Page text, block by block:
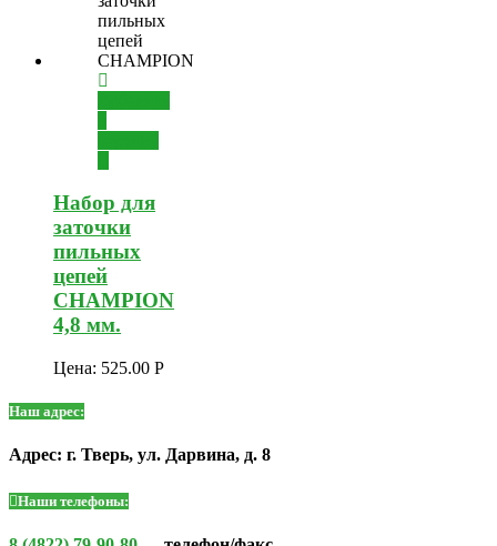
Набор для
заточки
пильных
цепей
CHAMPION
4,8 мм.
Цена: 525.00 Р
Наш адрес:
Адрес: г. Тверь, ул. Дарвина, д. 8
Наши телефоны: